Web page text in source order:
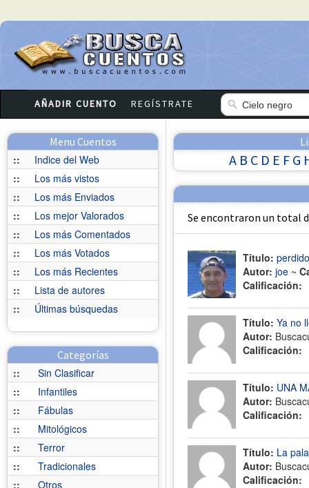
AÑADIR CUENTO REGÍSTRATE
Menu Cuentos
::
Indice del Web
::
Los más vistos
::
Los más Enviados
::
Los mejor Valorados
::
Los más Comentados
::
Los más Votados
::
Los más Recientes
::
Lista de autores
::
Últimas búsquedas
Categorías
::
Sin Clasificar
::
Infantiles
::
Fábulas
::
Mitológicos
::
Terror
::
Tradicionales
::
Otros
A B C D E F G
Se encontraron un total
Título:
Autor: joe ~
Calificación:
Título: Ya no
Autor:
Calificación:
Título: UNA
Autor:
Calificación:
Título: La pala
Autor:
Calificación: